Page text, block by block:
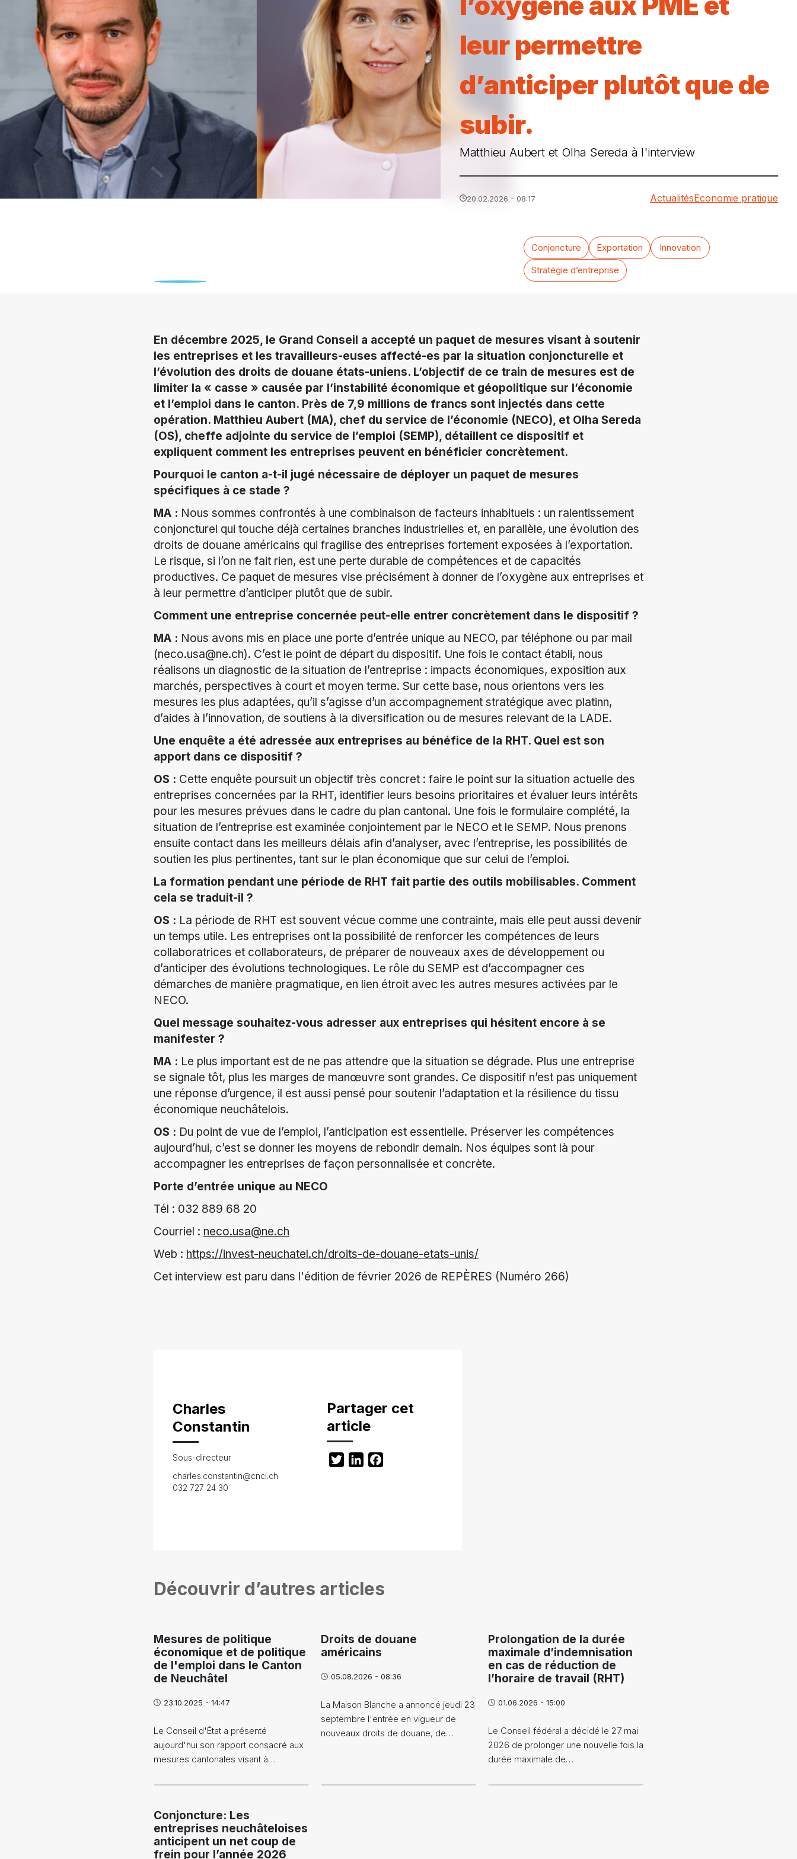
leur permettre
d’anticiper plutôt que de
subir.
Matthieu Aubert et Olha Sereda à l'interview
20.02.2026 - 08:17 ActualitésEconomie pratique
Conjoncture Exportation
Innovation
Stratégie d’entreprise
En décembre 2025, le Grand Conseil a accepté un paquet de mesures visant à soutenir
les entreprises et les travailleurs-euses affecté-es par la situation conjoncturelle et
l’évolution des droits de douane états-uniens. L’objectif de ce train de mesures est de
limiter la « casse » causée par l’instabilité économique et géopolitique sur l’économie
et l’emploi dans le canton. Près de 7,9 millions de francs sont injectés dans cette
opération. Matthieu Aubert (MA), chef du service de l’économie (NECO), et Olha Sereda
(OS), cheffe adjointe du service de l’emploi (SEMP), détaillent ce dispositif et
expliquent comment les entreprises peuvent en bénéficier concrètement.
Pourquoi le canton a-t-il jugé nécessaire de déployer un paquet de mesures
spécifiques à ce stade ?
MA : Nous sommes confrontés à une combinaison de facteurs inhabituels : un ralentissement
conjoncturel qui touche déjà certaines branches industrielles et, en parallèle, une évolution des
droits de douane américains qui fragilise des entreprises fortement exposées à l’exportation.
Le risque, si l’on ne fait rien, est une perte durable de compétences et de capacités
productives. Ce paquet de mesures vise précisément à donner de l’oxygène aux entreprises et
à leur permettre d’anticiper plutôt que de subir.
Comment une entreprise concernée peut-elle entrer concrètement dans le dispositif ?
MA : Nous avons mis en place une porte d’entrée unique au NECO, par téléphone ou par mail
(neco.usa@ne.ch). C’est le point de départ du dispositif. Une fois le contact établi, nous
réalisons un diagnostic de la situation de l’entreprise : impacts économiques, exposition aux
marchés, perspectives à court et moyen terme. Sur cette base, nous orientons vers les
mesures les plus adaptées, qu’il s’agisse d’un accompagnement stratégique avec platinn,
d’aides à l’innovation, de soutiens à la diversification ou de mesures relevant de la LADE.
Une enquête a été adressée aux entreprises au bénéfice de la RHT. Quel est son
apport dans ce dispositif ?
OS : Cette enquête poursuit un objectif très concret : faire le point sur la situation actuelle des
entreprises concernées par la RHT, identifier leurs besoins prioritaires et évaluer leurs intérêts
pour les mesures prévues dans le cadre du plan cantonal. Une fois le formulaire complété, la
situation de l’entreprise est examinée conjointement par le NECO et le SEMP. Nous prenons
ensuite contact dans les meilleurs délais afin d’analyser, avec l’entreprise, les possibilités de
soutien les plus pertinentes, tant sur le plan économique que sur celui de l’emploi.
La formation pendant une période de RHT fait partie des outils mobilisables. Comment
cela se traduit-il ?
OS : La période de RHT est souvent vécue comme une contrainte, mais elle peut aussi devenir
un temps utile. Les entreprises ont la possibilité de renforcer les compétences de leurs
collaboratrices et collaborateurs, de préparer de nouveaux axes de développement ou
d’anticiper des évolutions technologiques. Le rôle du SEMP est d’accompagner ces
démarches de manière pragmatique, en lien étroit avec les autres mesures activées par le
NECO.
Quel message souhaitez-vous adresser aux entreprises qui hésitent encore à se
manifester ?
MA : Le plus important est de ne pas attendre que la situation se dégrade. Plus une entreprise
se signale tôt, plus les marges de manœuvre sont grandes. Ce dispositif n’est pas uniquement
une réponse d’urgence, il est aussi pensé pour soutenir l’adaptation et la résilience du tissu
économique neuchâtelois.
OS : Du point de vue de l’emploi, l’anticipation est essentielle. Préserver les compétences
aujourd’hui, c’est se donner les moyens de rebondir demain. Nos équipes sont là pour
accompagner les entreprises de façon personnalisée et concrète.
Porte d’entrée unique au NECO
Tél : 032 889 68 20
Courriel : neco.usa@ne.ch
Web : https://invest-neuchatel.ch/droits-de-douane-etats-unis/
Cet interview est paru dans l'édition de février 2026 de REPÈRES (Numéro 266)
Charles
Constantin
Sous-directeur
charles.constantin@cnci.ch
032 727 24 30
Partager cet
article
TwitterLinkedIn
Découvrir d’autres articles
Mesures de politique
économique et de politique
de l'emploi dans le Canton
de Neuchâtel
23.10.2025 - 14:47
Le Conseil d'État a présenté
aujourd'hui son rapport consacré aux
mesures cantonales visant à…
Droits de douane
américains
05.08.2026 - 08:36
La Maison Blanche a annoncé jeudi 23
septembre l'entrée en vigueur de
nouveaux droits de douane, de…
Prolongation de la durée
maximale d’indemnisation
en cas de réduction de
l’horaire de travail (RHT)
01.06.2026 - 15:00
Le Conseil fédéral a décidé le 27 mai
2026 de prolonger une nouvelle fois la
durée maximale de…
Conjoncture: Les
entreprises neuchâteloises
anticipent un net coup de
frein pour l’année 2026